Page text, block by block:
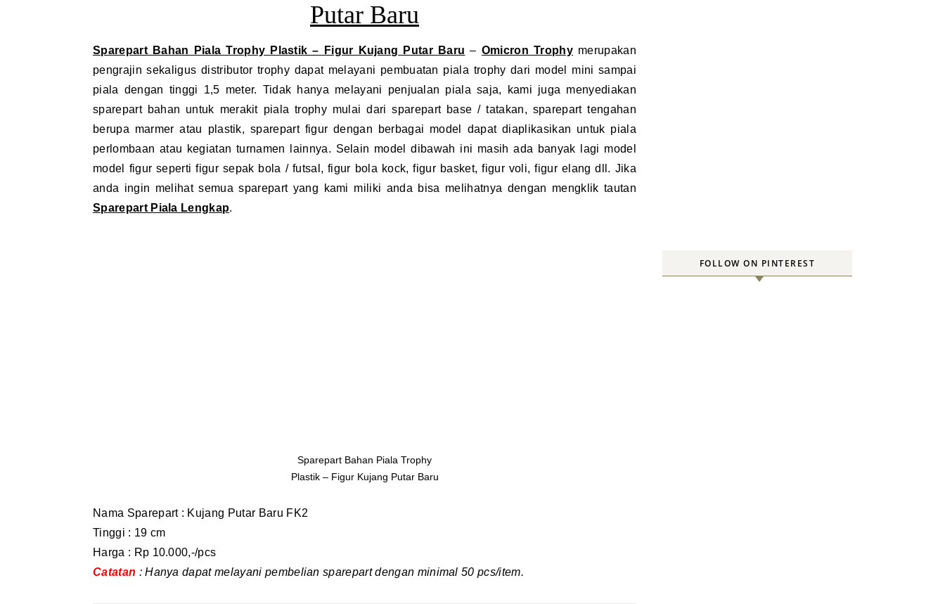
Putar Baru
Sparepart Bahan Piala Trophy Plastik – Figur Kujang Putar Baru – Omicron Trophy merupakan
pengrajin sekaligus distributor trophy dapat melayani pembuatan piala trophy dari model mini sampai
piala dengan tinggi 1,5 meter. Tidak hanya melayani penjualan piala saja, kami juga menyediakan
sparepart bahan untuk merakit piala trophy mulai dari sparepart base / tatakan, sparepart tengahan
berupa marmer atau plastik, sparepart figur dengan berbagai model dapat diaplikasikan untuk piala
perlombaan atau kegiatan turnamen lainnya. Selain model dibawah ini masih ada banyak lagi model
model figur seperti figur sepak bola / futsal, figur bola kock, figur basket, figur voli, figur elang dll. Jika
anda ingin melihat semua sparepart yang kami miliki anda bisa melihatnya dengan mengklik tautan
Sparepart Piala Lengkap.
Sparepart Bahan Piala Trophy
Plastik – Figur Kujang Putar Baru
Nama Sparepart : Kujang Putar Baru FK2
Tinggi : 19 cm
Harga : Rp 10.000,-/pcs
Catatan : Hanya dapat melayani pembelian sparepart dengan minimal 50 pcs/item.
FOLLOW ON PINTEREST